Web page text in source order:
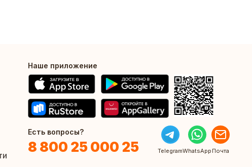
Наше приложение
Есть вопросы?
8 800 25 000 25 TelegramWhatsApp Почта